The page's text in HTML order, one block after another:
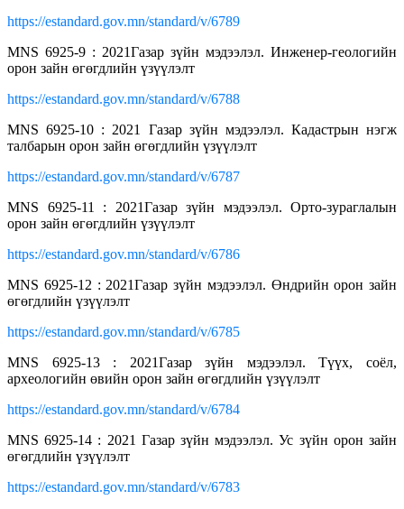
https://estandard.gov.mn/standard/v/6789
MNS 6925-9 : 2021Газар зүйн мэдээлэл. Инженер-геологийн
орон зайн өгөгдлийн үзүүлэлт
https://estandard.gov.mn/standard/v/6788
MNS 6925-10 : 2021 Газар зүйн мэдээлэл. Кадастрын нэгж
талбарын орон зайн өгөгдлийн үзүүлэлт
https://estandard.gov.mn/standard/v/6787
MNS 6925-11 : 2021Газар зүйн мэдээлэл. Орто-зураглалын
орон зайн өгөгдлийн үзүүлэлт
https://estandard.gov.mn/standard/v/6786
MNS 6925-12 : 2021Газар зүйн мэдээлэл. Өндрийн орон зайн
өгөгдлийн үзүүлэлт
https://estandard.gov.mn/standard/v/6785
MNS 6925-13 : 2021Газар зүйн мэдээлэл. Түүх, соёл,
археологийн өвийн орон зайн өгөгдлийн үзүүлэлт
https://estandard.gov.mn/standard/v/6784
MNS 6925-14 : 2021 Газар зүйн мэдээлэл. Ус зүйн орон зайн
өгөгдлийн үзүүлэлт
https://estandard.gov.mn/standard/v/6783